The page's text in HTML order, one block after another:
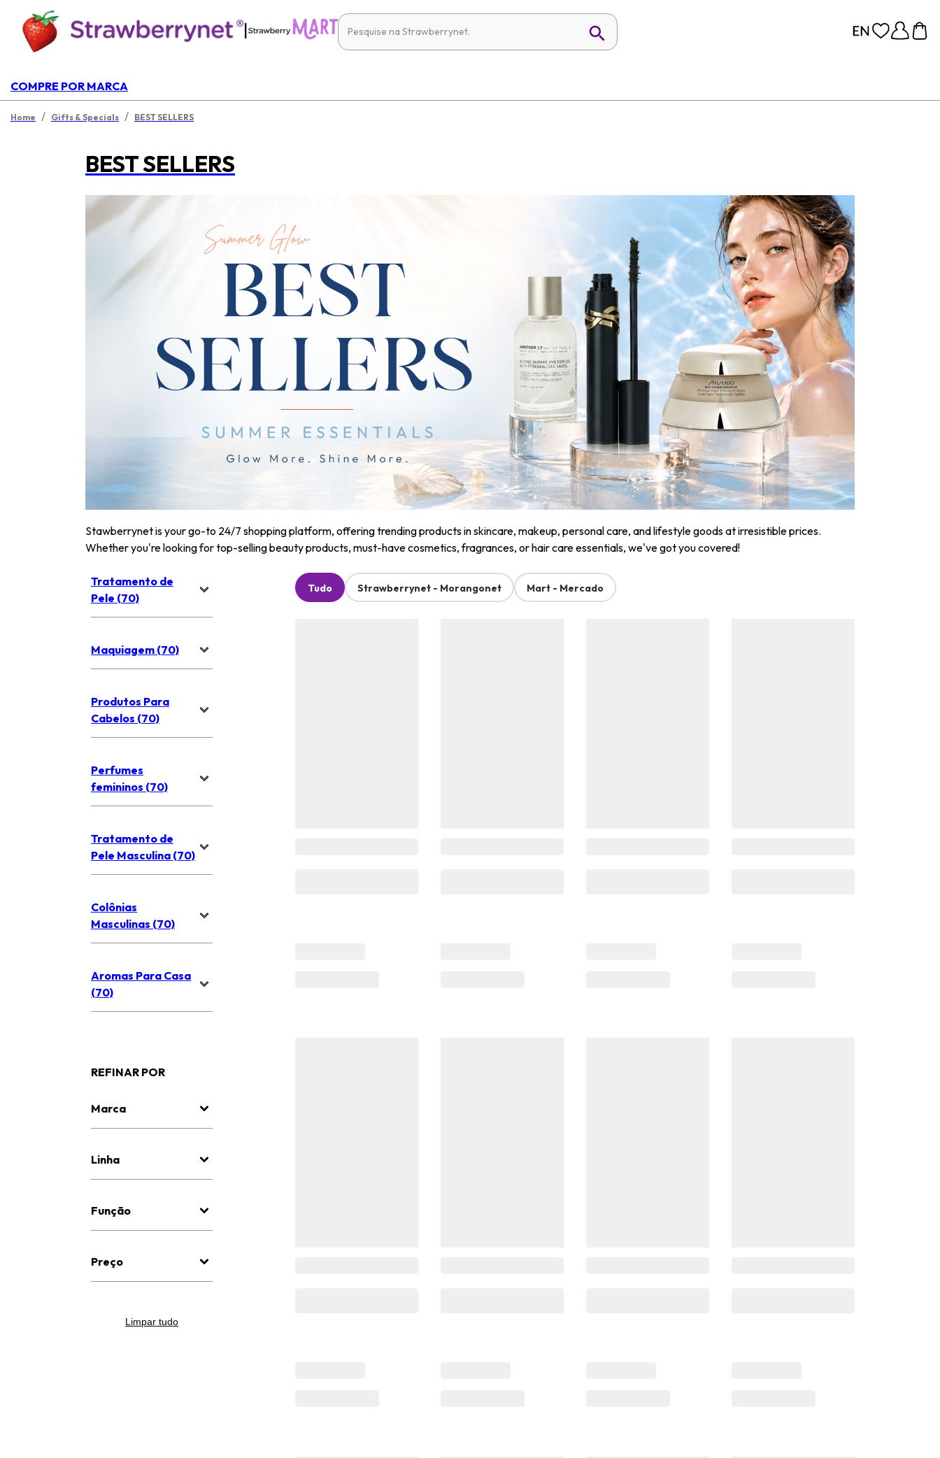
|
COMPRE POR MARCA
Home / Gifts & Specials / BEST SELLERS
BEST SELLERS
Stawberrynet is your go-to 24/7 shopping platform, offering trending products in skincare, makeup, personal care, and lifestyle goods at irresistible prices.
Whether you're looking for top-selling beauty products, must-have cosmetics, fragrances, or hair care essentials, we've got you covered!
Tratamento de
Pele (70)
Maquiagem (70)
Produtos Para
Cabelos (70)
Perfumes
femininos (70)
Tratamento de
Pele Masculina (70)
Colônias
Masculinas (70)
Aromas Para Casa
(70)
REFINAR POR
Marca
Linha
Função
Preço
Limpar tudo
Tudo Strawberrynet - Morangonet Mart - Mercado